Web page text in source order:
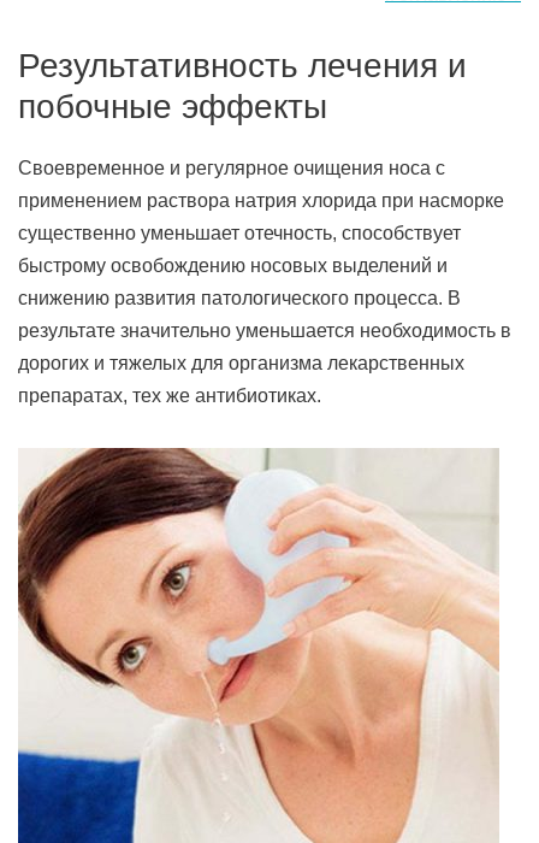
Результативность лечения и
побочные эффекты
Своевременное и регулярное очищения носа с
применением раствора натрия хлорида при насморке
существенно уменьшает отечность, способствует
быстрому освобождению носовых выделений и
снижению развития патологического процесса. В
результате значительно уменьшается необходимость в
дорогих и тяжелых для организма лекарственных
препаратах, тех же антибиотиках.